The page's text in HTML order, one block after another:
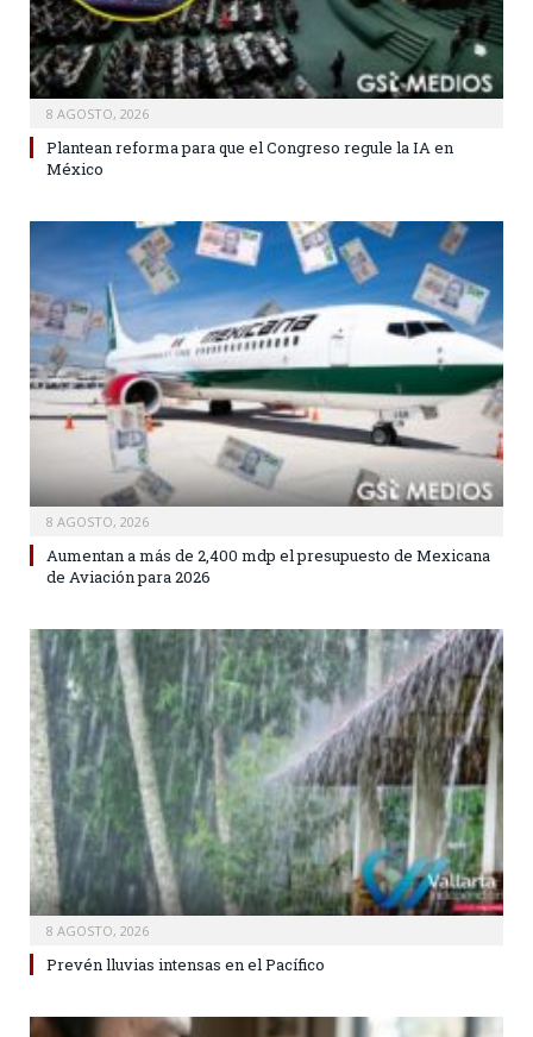
8 AGOSTO, 2026
Plantean reforma para que el Congreso regule la IA en
México
8 AGOSTO, 2026
Aumentan a más de 2,400 mdp el presupuesto de Mexicana
de Aviación para 2026
8 AGOSTO, 2026
Prevén lluvias intensas en el Pacífico